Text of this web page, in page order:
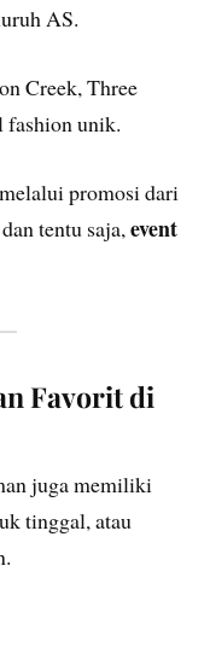
AS.
Creek, Three
fashion unik.
promosi dari
tentu saja,event
Favorit di
juga memiliki
tinggal, atau